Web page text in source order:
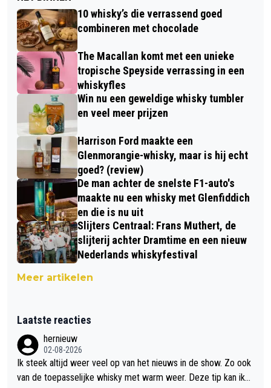
10 whisky’s die verrassend goed
combineren met chocolade
The Macallan komt met een unieke
tropische Speyside verrassing in een
whiskyfles
Win nu een geweldige whisky tumbler
en veel meer prijzen
Harrison Ford maakte een
Glenmorangie-whisky, maar is hij echt
goed? (review)
De man achter de snelste F1-auto's
maakte nu een whisky met Glenfiddich
en die is nu uit
Slijters Centraal: Frans Muthert, de
slijterij achter Dramtime en een nieuw
Nederlands whiskyfestival
Meer artikelen
Laatste reacties
hernieuw
02-08-2026
Ik steek altijd weer veel op van het nieuws in de show. Zo ook
van de toepasselijke whisky met warm weer. Deze tip kan ik